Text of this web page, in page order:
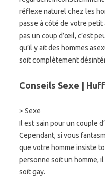
réflexe naturel chez les
passe à côté de votre petit
pas un coup d’œil, c’est
qu’il y ait des hommes
soit complètement
Conseils Sexe |
> Sexe
Il est sain pour un couple
Cependant, si vous
que votre homme insiste
personne soit un homme,
soit gay.